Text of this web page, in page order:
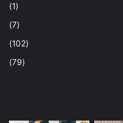
(1)
(7)
(102)
(79)